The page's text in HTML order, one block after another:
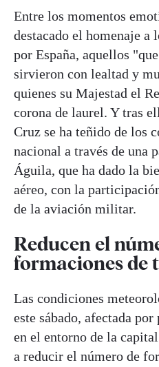
Entre los momentos
destacado el homenaje a
por España, aquellos
sirvieron con lealtad y
quienes su Majestad el
corona de laurel. Y tras
Cruz se ha teñido de los
nacional a través de una
Águila, que ha dado la
aéreo, con la
de la aviación militar.
Reducen el
formaciones de
Las condiciones
este sábado, afectada
en el entorno de la
a reducir el número de